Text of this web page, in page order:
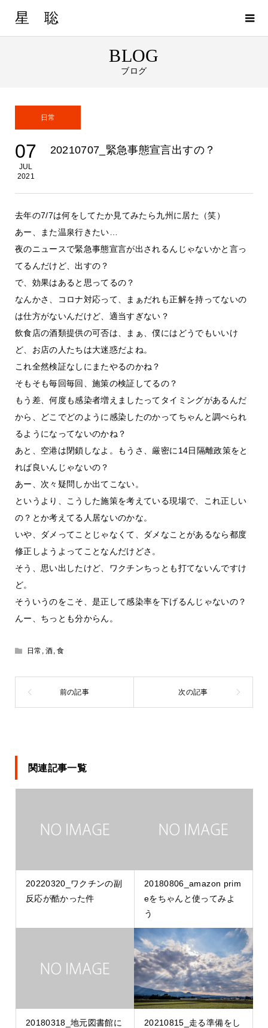
星 聡
BLOG
ブログ
日常
07
JUL
2021
20210707_緊急事態宣言出すの？
去年の7/7は何をしてたか見てみたら九州に居た（笑）
あー、また温泉行きたい…
夜のニュースで緊急事態宣言が出されるんじゃないかと言っ
てるんだけど、出すの？
で、効果はあると思ってるの？
なんかさ、コロナ対応って、まぁだれも正解を持ってないの
は仕方がないんだけど、適当すぎない？
飲食店の酒類提供の可否は、まぁ、僕にはどうでもいいけ
ど、お店の人たちは大迷惑だよね。
これ全然検証なしにまたやるのかね？
そもそも毎回毎回、施策の検証してるの？
もう差、何度も感染者増えましたってタイミングがあるんだ
から、どこでどのように感染したのかってちゃんと調べられ
るようになってないのかね？
あと、空港は閉鎖しなよ。もうさ、厳密に14日隔離政策をと
れば良いんじゃないの？
あー、次々疑問しか出てこない。
というより、こうした施策を考えている現場で、これ正しい
の？とか考えてる人居ないのかな。
いや、ダメってことじゃなくて、ダメなことがあるなら都度
修正しようよってことなんだけどさ。
そう、思い出したけど、ワクチンちっとも打てないんですけ
ど。
そういうのをこそ、是正して感染率を下げるんじゃないの？
んー、ちっとも分からん。
日常 ,酒,食
関連記事一覧
20220320_ワクチンの副
反応が酷かった件
20180806_amazon prim
eをちゃんと使ってみよ
う
20180318_地元図書館に
20210815_走る準備をし